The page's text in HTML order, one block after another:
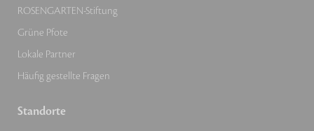
ROSENGARTEN-Stiftung
Grüne Pfote
Lokale Partner
Häufig gestellte Fragen
Standorte